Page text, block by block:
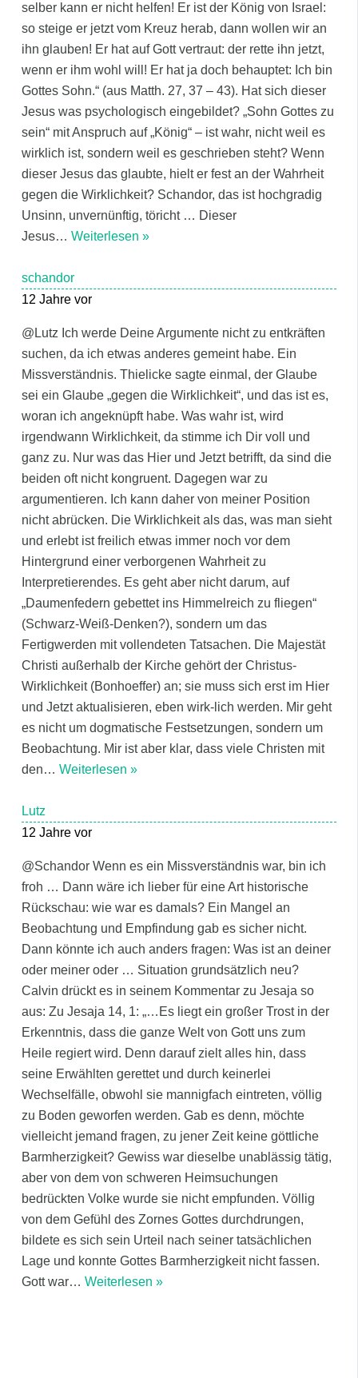
selber kann er nicht helfen! Er ist der König von Israel:
so steige er jetzt vom Kreuz herab, dann wollen wir an
ihn glauben! Er hat auf Gott vertraut: der rette ihn jetzt,
wenn er ihm wohl will! Er hat ja doch behauptet: Ich bin
Gottes Sohn.“ (aus Matth. 27, 37 – 43). Hat sich dieser
Jesus was psychologisch eingebildet? „Sohn Gottes zu
sein“ mit Anspruch auf „König“ – ist wahr, nicht weil es
wirklich ist, sondern weil es geschrieben steht? Wenn
dieser Jesus das glaubte, hielt er fest an der Wahrheit
gegen die Wirklichkeit? Schandor, das ist hochgradig
Unsinn, unvernünftig, töricht … Dieser
Jesus… Weiterlesen »
schandor
12 Jahre vor
@Lutz Ich werde Deine Argumente nicht zu entkräften
suchen, da ich etwas anderes gemeint habe. Ein
Missverständnis. Thielicke sagte einmal, der Glaube
sei ein Glaube „gegen die Wirklichkeit“, und das ist es,
woran ich angeknüpft habe. Was wahr ist, wird
irgendwann Wirklichkeit, da stimme ich Dir voll und
ganz zu. Nur was das Hier und Jetzt betrifft, da sind die
beiden oft nicht kongruent. Dagegen war zu
argumentieren. Ich kann daher von meiner Position
nicht abrücken. Die Wirklichkeit als das, was man sieht
und erlebt ist freilich etwas immer noch vor dem
Hintergrund einer verborgenen Wahrheit zu
Interpretierendes. Es geht aber nicht darum, auf
„Daumenfedern gebettet ins Himmelreich zu fliegen“
(Schwarz-Weiß-Denken?), sondern um das
Fertigwerden mit vollendeten Tatsachen. Die Majestät
Christi außerhalb der Kirche gehört der Christus-
Wirklichkeit (Bonhoeffer) an; sie muss sich erst im Hier
und Jetzt aktualisieren, eben wirk-lich werden. Mir geht
es nicht um dogmatische Festsetzungen, sondern um
Beobachtung. Mir ist aber klar, dass viele Christen mit
den… Weiterlesen »
Lutz
12 Jahre vor
@Schandor Wenn es ein Missverständnis war, bin ich
froh … Dann wäre ich lieber für eine Art historische
Rückschau: wie war es damals? Ein Mangel an
Beobachtung und Empfindung gab es sicher nicht.
Dann könnte ich auch anders fragen: Was ist an deiner
oder meiner oder … Situation grundsätzlich neu?
Calvin drückt es in seinem Kommentar zu Jesaja so
aus: Zu Jesaja 14, 1: „…Es liegt ein großer Trost in der
Erkenntnis, dass die ganze Welt von Gott uns zum
Heile regiert wird. Denn darauf zielt alles hin, dass
seine Erwählten gerettet und durch keinerlei
Wechselfälle, obwohl sie mannigfach eintreten, völlig
zu Boden geworfen werden. Gab es denn, möchte
vielleicht jemand fragen, zu jener Zeit keine göttliche
Barmherzigkeit? Gewiss war dieselbe unablässig tätig,
aber von dem von schweren Heimsuchungen
bedrückten Volke wurde sie nicht empfunden. Völlig
von dem Gefühl des Zornes Gottes durchdrungen,
bildete es sich sein Urteil nach seiner tatsächlichen
Lage und konnte Gottes Barmherzigkeit nicht fassen.
Gott war… Weiterlesen »